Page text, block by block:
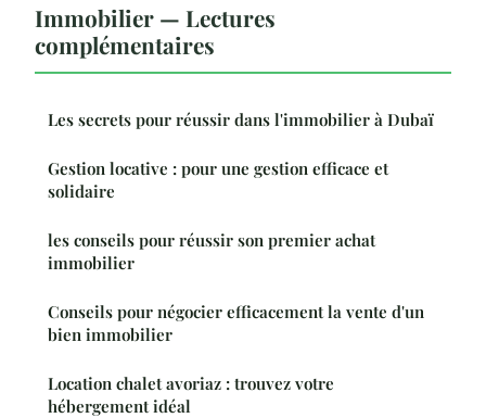
Immobilier — Lectures
complémentaires
Les secrets pour réussir dans l'immobilier à Dubaï
Gestion locative : pour une gestion efficace et
solidaire
les conseils pour réussir son premier achat
immobilier
Conseils pour négocier efficacement la vente d'un
bien immobilier
Location chalet avoriaz : trouvez votre
hébergement idéal